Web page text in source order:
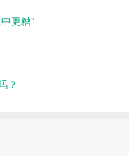
更糟”
？